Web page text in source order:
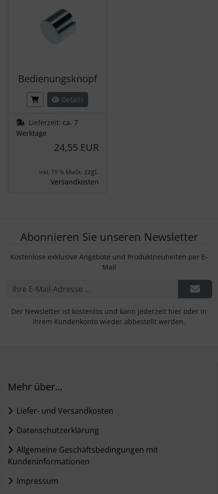
Bedienungsknopf
Details
Lieferzeit: ca. 7
Werktage
24,55 EUR
inkl. 19 % MwSt. zzgl.
Versandkosten
Abonnieren Sie unseren Newsletter
Kostenlose exklusive Angebote und Produktneuheiten per E-
Mail
Der Newsletter ist kostenlos und kann jederzeit hier oder in
Ihrem Kundenkonto wieder abbestellt werden.
Mehr über...
Liefer- und Versandkosten
Datenschutzerklärung
Allgemeine Geschäftsbedingungen mit
Kundeninformationen
Impressum